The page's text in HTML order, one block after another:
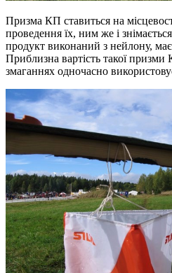
Призма КП ставиться на
проведення їх, ним же і
продукт виконаний з нейлону,
Приблизна вартість такої
змаганнях одночасно